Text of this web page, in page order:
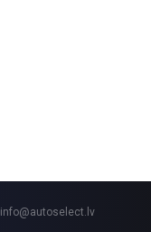
info@autoselect.lv